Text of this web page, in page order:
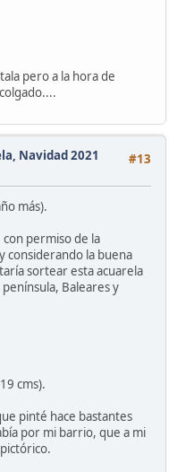
pero a la hora de
#13
Navidad 2021
más).
permiso de la
considerando la buena
sortear esta acuarela
Baleares y
cms).
pinté hace bastantes
por mi barrio, que a mi